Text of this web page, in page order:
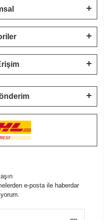
e-posta ile haberdar